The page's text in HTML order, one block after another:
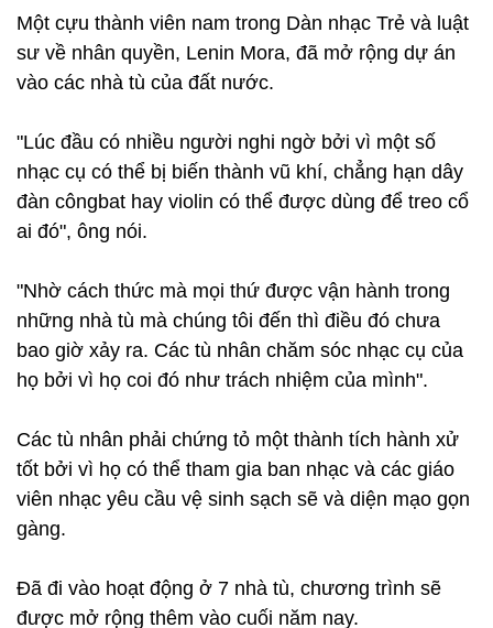
Một cựu thành viên nam trong Dàn nhạc Trẻ và luật
sư về nhân quyền, Lenin Mora, đã mở rộng dự án
vào các nhà tù của đất nước.
"Lúc đầu có nhiều người nghi ngờ bởi vì một số
nhạc cụ có thể bị biến thành vũ khí, chẳng hạn dây
đàn côngbat hay violin có thể được dùng để treo cổ
ai đó", ông nói.
"Nhờ cách thức mà mọi thứ được vận hành trong
những nhà tù mà chúng tôi đến thì điều đó chưa
bao giờ xảy ra. Các tù nhân chăm sóc nhạc cụ của
họ bởi vì họ coi đó như trách nhiệm của mình".
Các tù nhân phải chứng tỏ một thành tích hành xử
tốt bởi vì họ có thể tham gia ban nhạc và các giáo
viên nhạc yêu cầu vệ sinh sạch sẽ và diện mạo gọn
gàng.
Đã đi vào hoạt động ở 7 nhà tù, chương trình sẽ
được mở rộng thêm vào cuối năm nay.